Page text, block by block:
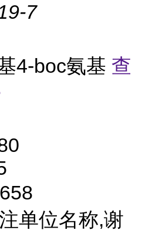
7
4-boc氨基 查
单位名称,谢